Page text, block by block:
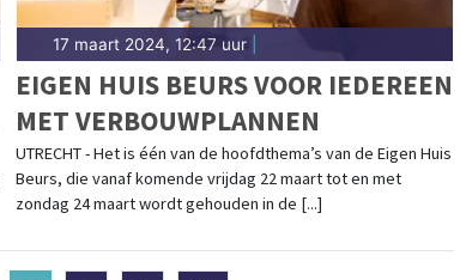
17 maart 2024, 12:47 uur|
EIGEN HUIS BEURS VOOR IEDEREEN
MET VERBOUWPLANNEN
UTRECHT - Het is één van de hoofdthema’s van de Eigen Huis
Beurs, die vanaf komende vrijdag 22 maart tot en met
zondag 24 maart wordt gehouden in de [...]